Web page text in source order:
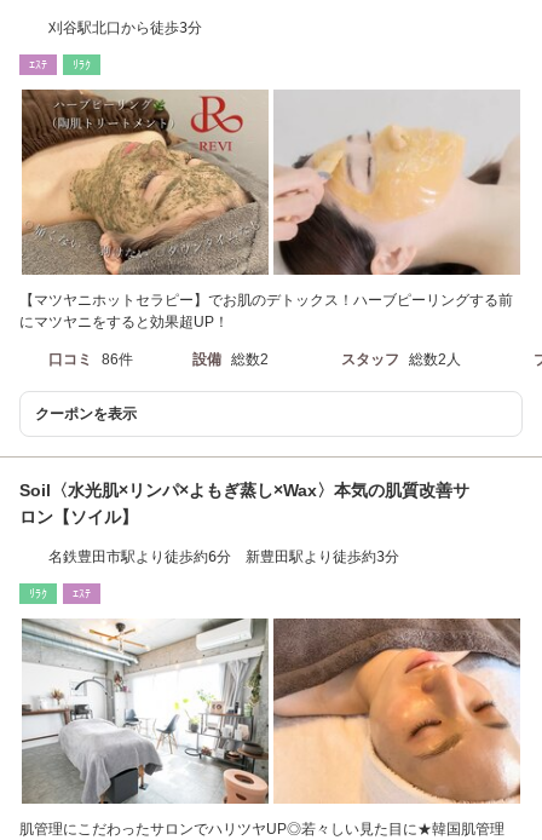
刈谷駅北口から徒歩3分
ｴｽﾃ ﾘﾗｸ
【マツヤニホットセラピー】でお肌のデトックス！ハーブピーリングする前
にマツヤニをすると効果超UP！
口コミ 86件 設備 総数2 スタッフ 総数2人
クーポンを表示
Soil〈水光肌×リンパ×よもぎ蒸し×Wax〉本気の肌質改善サ
ロン【ソイル】
名鉄豊田市駅より徒歩約6分 新豊田駅より徒歩約3分
ﾘﾗｸ ｴｽﾃ
肌管理にこだわったサロンでハリツヤUP◎若々しい見た目に★韓国肌管理